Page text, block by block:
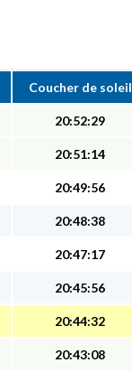
Coucher de soleil
20:52:29
20:51:14
20:49:56
20:48:38
20:47:17
20:45:56
20:44:32
20:43:08